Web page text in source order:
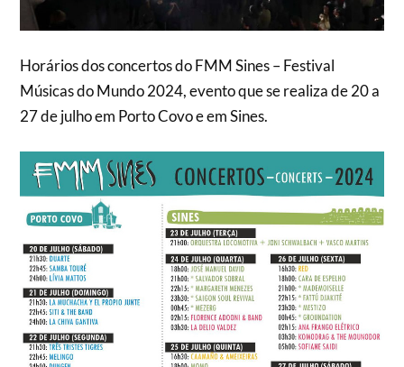
Horários dos concertos do FMM Sines – Festival
Músicas do Mundo 2024, evento que se realiza de 20 a
27 de julho em Porto Covo e em Sines.